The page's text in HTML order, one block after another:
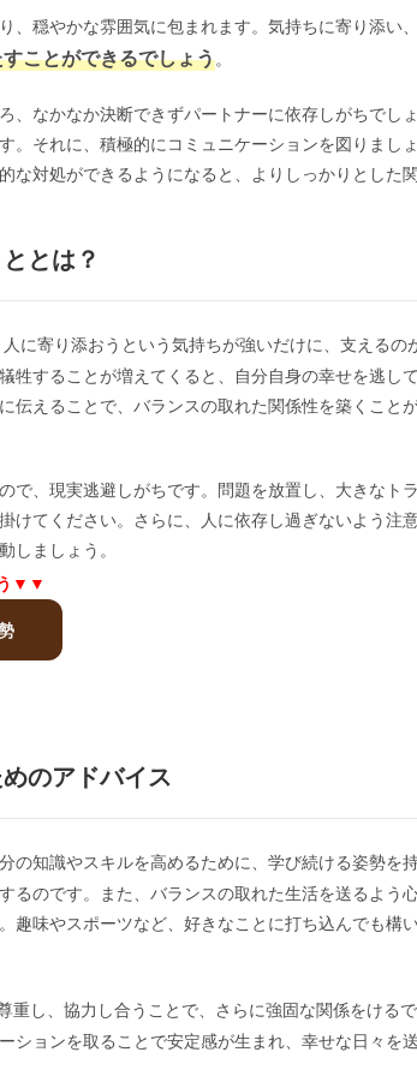
穏やかな雰囲気に包まれます。気持ちに寄り添い、
ことができるでしょう。
なかなか決断できずパートナーに依存しがちでしょ
。それに、積極的にコミュニケーションを図りましょ
な対処ができるようになると、よりしっかりとした関
とは？
人に寄り添おうという気持ちが強いだけに、支えるの
牲することが増えてくると、自分自身の幸せを逃して
伝えることで、バランスの取れた関係性を築くこと
で、現実逃避しがちです。問題を放置し、大きなトラ
けてください。さらに、人に依存し過ぎないよう注
しましょう。
▼▼
のアドバイス
の知識やスキルを高めるために、学び続ける姿勢を
るのです。また、バランスの取れた生活を送るよう
趣味やスポーツなど、好きなことに打ち込んでも構
重し、協力し合うことで、さらに強固な関係をけるで
ションを取ることで安定感が生まれ、幸せな日々を送